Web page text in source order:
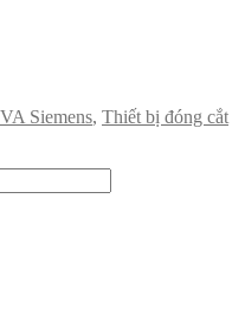
Siemens, Thiết bị đóng cắt